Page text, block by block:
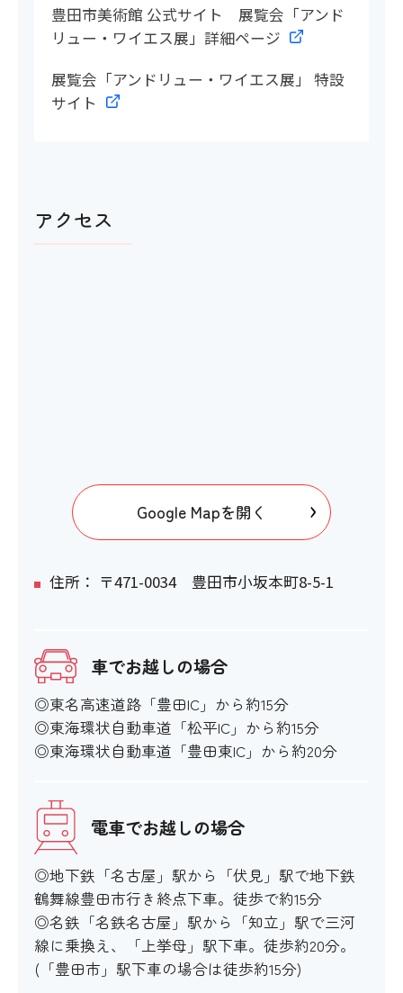
豊田市美術館 公式サイト 展覧会「アンド
リュー・ワイエス展」詳細ページ
展覧会「アンドリュー・ワイエス展」 特設
サイト
アクセス
Google Mapを開く
住所： 〒471-0034 豊田市小坂本町8-5-1
車でお越しの場合
◎東名高速道路「豊田IC」から約15分
◎東海環状自動車道「松平IC」から約15分
◎東海環状自動車道「豊田東IC」から約20分
電車でお越しの場合
◎地下鉄「名古屋」駅から「伏見」駅で地下鉄
鶴舞線豊田市行き終点下車。徒歩で約15分
◎名鉄「名鉄名古屋」駅から「知立」駅で三河
線に乗換え、「上挙母」駅下車。徒歩約20分。
(「豊田市」駅下車の場合は徒歩約15分)